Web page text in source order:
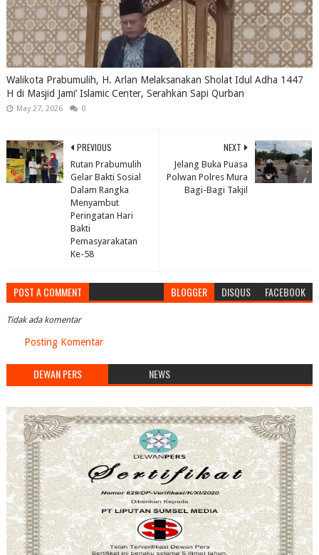
Walikota Prabumulih, H. Arlan Melaksanakan Sholat Idul Adha 1447
H di Masjid Jami’ Islamic Center, Serahkan Sapi Qurban
May 27, 2026 0
NEXT
Jelang Buka Puasa
Polwan Polres Mura
Bagi-Bagi Takjil
PREVIOUS
Rutan Prabumulih
Gelar Bakti Sosial
Dalam Rangka
Menyambut
Peringatan Hari
Bakti
Pemasyarakatan
Ke-58
POST A COMMENT BLOGGER DISQUS FACEBOOK
Tidak ada komentar
Posting Komentar
DEWAN PERS NEWS